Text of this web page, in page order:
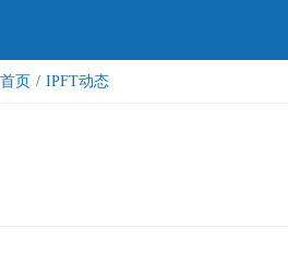
首页 / IPFT动态